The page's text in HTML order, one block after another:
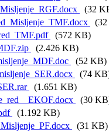
(32
(572 KB)
(2.426 KB)
(52 KB)
(74
(1.651 KB)
(30
(1.192 KB)
(31 KB)